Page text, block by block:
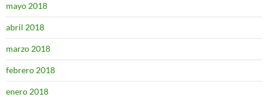
mayo 2018
abril 2018
marzo 2018
febrero 2018
enero 2018